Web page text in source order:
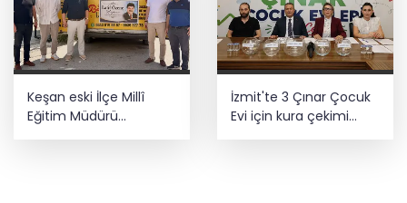
Keşan eski İlçe Millî
Eğitim Müdürü
vefatının yıl
İzmit'te 3 Çınar Çocuk
Evi için kura çekimi
gerçekleştirildi